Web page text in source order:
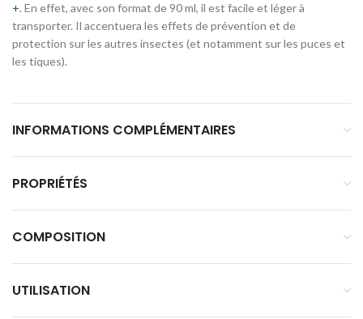
+. En effet, avec son format de 90 ml, il est facile et léger à
transporter. Il accentuera les effets de prévention et de
protection sur les autres insectes (et notamment sur les puces et
les tiques).
INFORMATIONS COMPLÉMENTAIRES
PROPRIÉTÉS
COMPOSITION
UTILISATION